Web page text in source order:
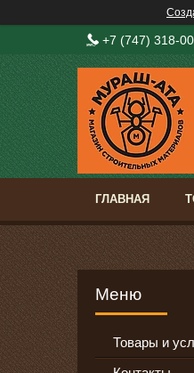
+7 (747) 318-
ГЛАВНАЯ
Товары и